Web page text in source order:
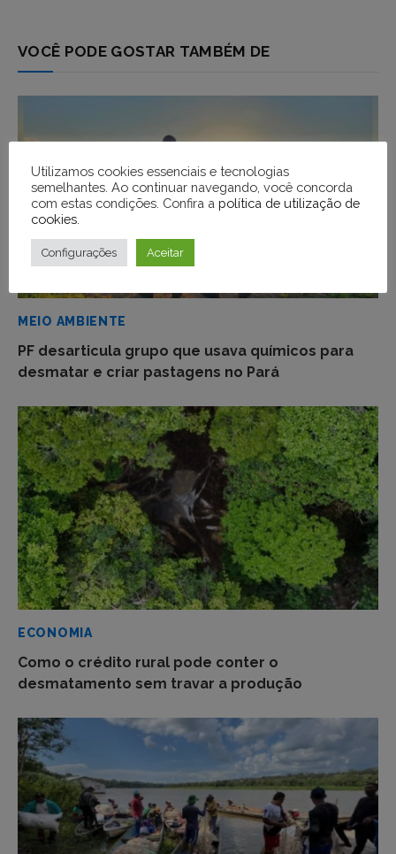
VOCÊ PODE GOSTAR TAMBÉM DE
MEIO AMBIENTE
PF desarticula grupo que usava químicos para
desmatar e criar pastagens no Pará
ECONOMIA
Como o crédito rural pode conter o
desmatamento sem travar a produção
Utilizamos cookies essenciais e tecnologias
semelhantes. Ao continuar navegando, você concorda
com estas condições. Confira a política de utilização de
cookies
Configurações Aceitar